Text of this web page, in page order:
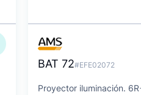
BAT 72#EFE02072
Proyector iluminación.